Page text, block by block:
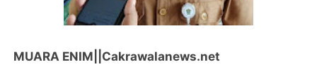
MUARA ENIM||Cakrawalanews.net